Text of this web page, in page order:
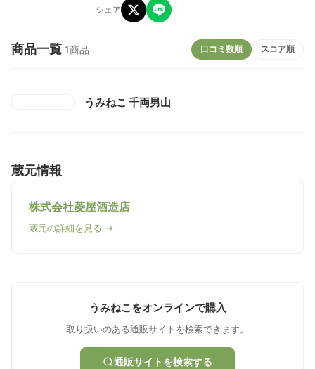
シェア
商品一覧 1商品 口コミ数順 スコア順
うみねこ 千両男山
蔵元情報
株式会社菱屋酒造店
蔵元の詳細を見る →
うみねこをオンラインで購入
取り扱いのある通販サイトを検索できます。
通販サイトを検索する